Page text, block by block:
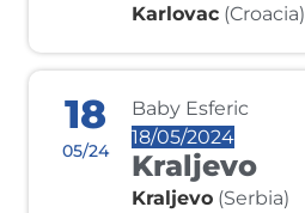
Karlovac (Croacia)
18
05/24
Baby Esferic
18/05/2024
Kraljevo
Kraljevo (Serbia)